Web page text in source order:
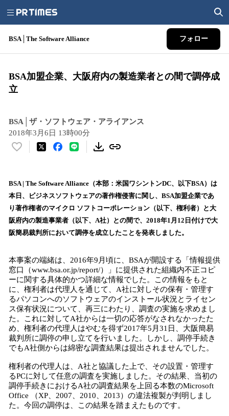
BSA│The Software Alliance フォロー
BSA加盟企業、大阪府内の製造業者との間で調停成
立
BSA│ザ・ソフトウェア・アライアンス
2018年3月6日 13時00分
い
！
数
を
読
込
中
で
す
BSA | The Software Alliance（本部：米国ワシントンDC、以下BSA）は
本日、ビジネスソフトウェアの著作権侵害に関し、BSA加盟企業であ
り著作権者のマイクロ ソフトコーポレーション（以下、権利者）と大
阪府内の製造事業者（以下、A社）との間で、2018年1月12日付けで大
阪簡易裁判所において調停を成立したことを発表しました。
本事案の端緒は、2016年9月頃に、BSAが開設する「情報提供
窓口（www.bsa.or.jp/report/）」に提供された組織内不正コピ
ーに関する具体的かつ詳細な情報でした。この情報をもと
に、権利者は代理人を通じて、A社に対しその保有・管理す
るパソコンへのソフトウェアのインストール状況とライセン
ス保有状況について、再三にわたり、調査の実施を求めまし
た。これに対してA社からは一切の応答がなされなかったた
め、権利者の代理人はやむを得ず2017年5月31日、大阪簡易
裁判所に調停の申し立てを行いました。しかし、調停手続き
でもA社側からは綿密な調査結果は提出されませんでした。
権利者の代理人は、A社と協議した上で、その設置・管理す
るPCに対して任意の調査を実施しました。その結果、当初の
調停手続きにおけるA社の調査結果を上回る本数のMicrosoft
Office （XP、2007、2010、2013）の違法複製が判明しまし
た。今回の調停は、この結果を踏まえたものです。